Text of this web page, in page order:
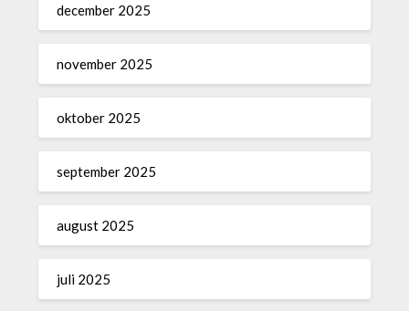
december 2025
november 2025
oktober 2025
september 2025
august 2025
juli 2025